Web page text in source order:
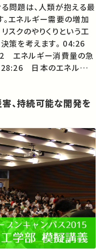
問題は、人類が抱える最
エネルギー需要の増加
スクのやりくりという工
考えます。 04:26
、持続可能な開発を